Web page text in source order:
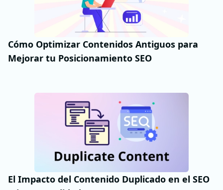
Cómo Optimizar Contenidos Antiguos para
Mejorar tu Posicionamiento SEO
El Impacto del Contenido Duplicado en el SEO